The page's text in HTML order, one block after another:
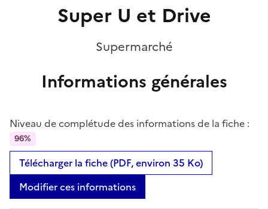
Super U et Drive
Supermarché
Informations générales
Niveau de complétude des informations de la fiche :
96%
Télécharger la fiche (PDF, environ 35 Ko)
Modifier ces informations